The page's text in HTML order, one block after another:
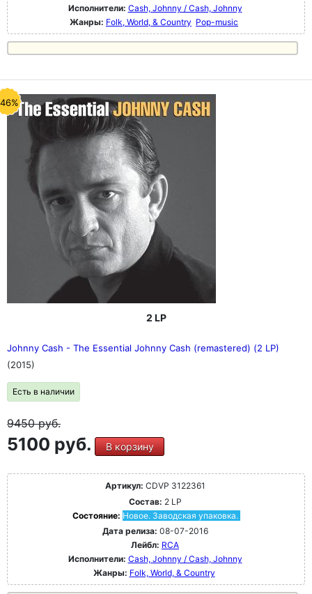
Исполнители: Cash, Johnny / Cash, Johnny
Жанры: Folk, World, & Country Pop-music
2 LP
Johnny Cash - The Essential Johnny Cash (remastered) (2 LP)
(2015)
Есть в наличии
9450руб.
5100 руб. В корзину
Артикул: CDVP 3122361
Состав: 2 LP
Состояние: Новое. Заводская упаковка.
Дата релиза: 08-07-2016
Лейбл: RCA
Исполнители: Cash, Johnny / Cash, Johnny
Жанры: Folk, World, & Country